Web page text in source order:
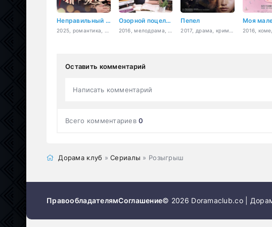
Неправильный возлюбленный Озорной поцелуй Пепел
Оставить комментарий
Написать комментарий
Всего комментариев0
Дорама клуб »Сериалы » Розыгрыш
ПравообладателямСоглашение© 2026 Doramaclub.co |